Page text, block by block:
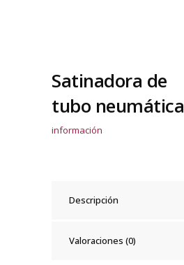
Satinadora de
tubo neumática
información
Descripción
Valoraciones (0)